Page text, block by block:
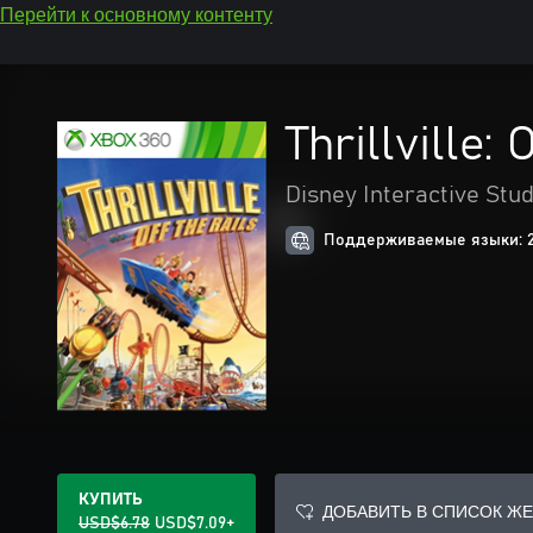
Перейти к основному контенту
Thrillville:
Disney Interactive
Поддерживаемые языки:
КУПИТЬ
USD$6.78 USD$7.09+
ДОБАВИТЬ В СПИСОК